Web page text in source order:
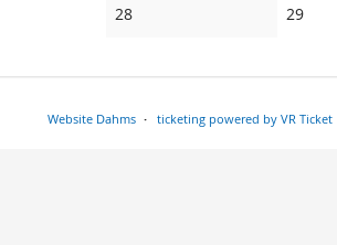
28No
29No
Website Dahms ticketing powered by VR Ticket